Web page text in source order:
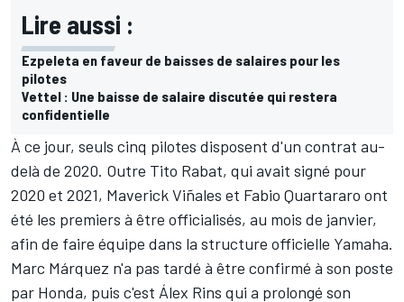
Lire aussi :
Ezpeleta en faveur de baisses de salaires pour les
pilotes
Vettel : Une baisse de salaire discutée qui restera
confidentielle
À ce jour, seuls cinq pilotes disposent d'un contrat au-
delà de 2020. Outre Tito Rabat, qui avait signé pour
2020 et 2021, Maverick Viñales et Fabio Quartararo ont
été les premiers à être officialisés, au mois de janvier,
afin de faire équipe dans la structure officielle Yamaha.
Marc Márquez n'a pas tardé à être confirmé à son poste
par Honda, puis c'est Álex Rins qui a prolongé son